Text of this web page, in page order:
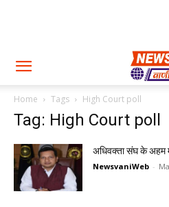
Home Tags High Court poll
Tag: High Court poll
अधिवक्ता संघ के अहम
NewsvaniWeb -